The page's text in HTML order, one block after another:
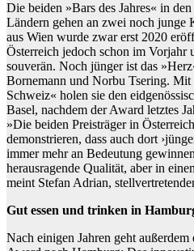
Die beiden »Bars des Jahres« in
Ländern gehen an zwei noch junge
aus Wien wurde zwar erst 2020
Österreich jedoch schon im Vorjahr
souverän. Noch jünger ist das
Bornemann und Norbu Tsering. Mit
Schweiz« holen sie den
Basel, nachdem der Award letztes
»Die beiden Preisträger in
demonstrieren, dass auch dort
immer mehr an Bedeutung
herausragende Qualität, aber in
meint Stefan Adrian,
Gut essen und trinken in
Nach einigen Jahren geht